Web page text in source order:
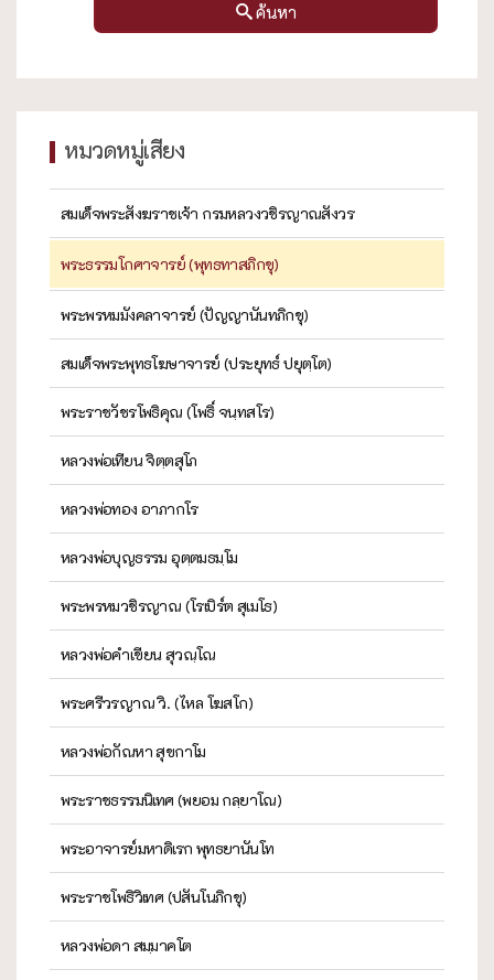
ค้นหา
หมวดหมู่เสียง
สมเด็จพระสังฆราชเจ้า กรมหลวงวชิรญาณสังวร
พระธรรมโกศาจารย์ (พุทธทาสภิกขุ)
พระพรหมมังคลาจารย์ (ปัญญานันทภิกขุ)
สมเด็จพระพุทธโฆษาจารย์ (ประยุทธ์ ปยุตฺโต)
พระราชวัชรโพธิคุณ (โพธิ์ จนฺทสโร)
หลวงพ่อเทียน จิตฺตสุโภ
หลวงพ่อทอง อาภากโร
หลวงพ่อบุญธรรม อุตฺตมธมฺโม
พระพรหมวชิรญาณ (โรเบิร์ต สุเมโธ)
หลวงพ่อคำเขียน สุวณฺโณ
พระศรีวรญาณ วิ. (ไหล โฆสโก)
หลวงพ่อกัณหา สุขกาโม
พระราชธรรมนิเทศ (พยอม กลฺยาโณ)
พระอาจารย์มหาดิเรก พุทธยานันโท
พระราชโพธิวิเทศ (ปสันโนภิกขุ)
หลวงพ่อดา สมฺมาคโต